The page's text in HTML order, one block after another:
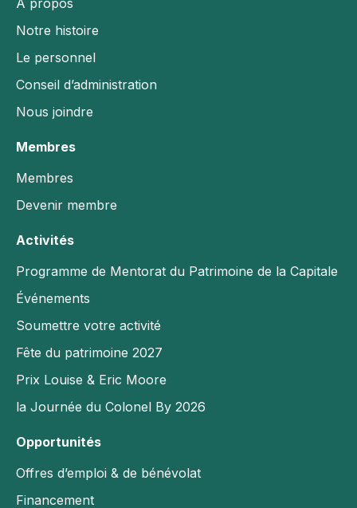
Activités
Programme de Mentorat du Patrimoine de la
Capitale
Événements
Prix Louise & Eric Moore
la Journée du Colonel By 2026
Opportunités
Offres d’emploi & de bénévolat
Financement
Développement professionnel
Défense des intérêts
L’Alliance culturelle d’Ottawa
Ottawagraphie
À propos
Notre histoire
Le personnel
Conseil d’administration
Nous joindre
Membres
Membres
Devenir membre
Activités
Programme de Mentorat du Patrimoine de la Capitale
Événements
Soumettre votre activité
Fête du patrimoine 2027
Prix Louise & Eric Moore
la Journée du Colonel By 2026
Opportunités
Offres d’emploi & de bénévolat
Financement